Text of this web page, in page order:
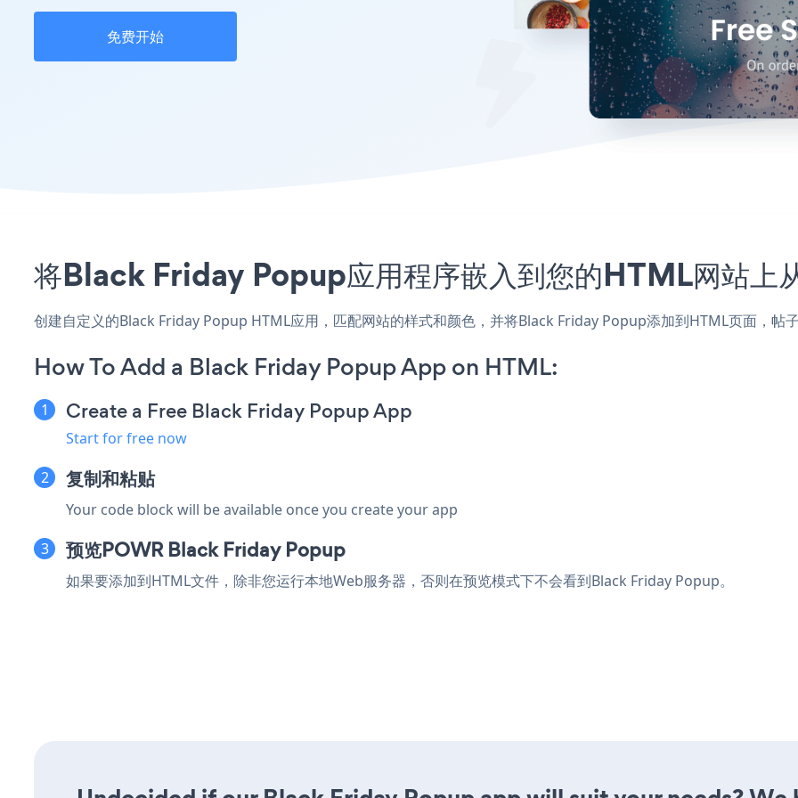
免费开始
将Black Friday Popup应用程序嵌入到您的HTML网站上
创建自定义的Black Friday Popup HTML应用，匹配网站的样式和颜色，并将Black Friday Popup添加到HTML页面，帖
How To Add a Black Friday Popup App on HTML:
Create a Free Black Friday Popup App
Start for free now
复制和粘贴
Your code block will be available once you create your app
预览POWR Black Friday Popup
如果要添加到HTML文件，除非您运行本地Web服务器，否则在预览模式下不会看到Black Friday Popup。